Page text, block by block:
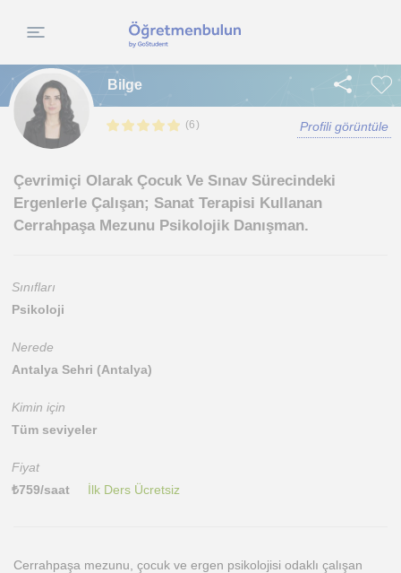
Bilge
(6) Profili görüntüle
Çevrimiçi Olarak Çocuk Ve Sınav Sürecindeki
Ergenlerle Çalışan; Sanat Terapisi Kullanan
Cerrahpaşa Mezunu Psikolojik Danışman.
Sınıfları
Psikoloji
Nerede
Antalya Sehri (Antalya)
Kimin için
Tüm seviyeler
Fiyat
₺759/saat İlk Ders Ücretsiz
Cerrahpaşa mezunu, çocuk ve ergen psikolojisi odaklı çalışan